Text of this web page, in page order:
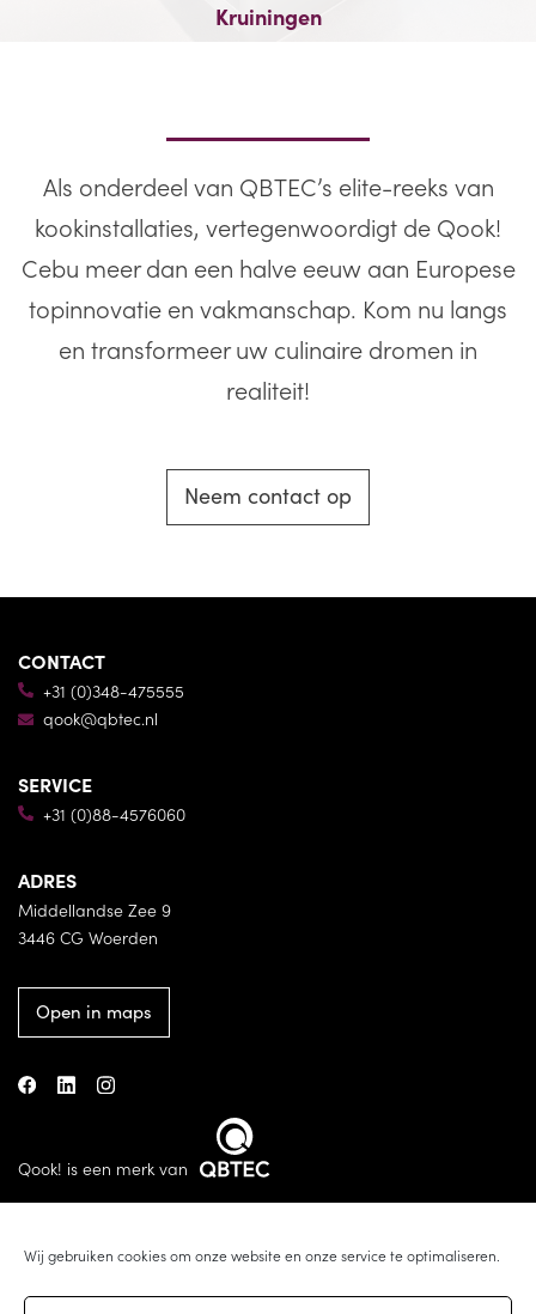
Wij gebruiken cookies om onze website en onze service te optimaliseren.
Kruiningen
Als onderdeel van QBTEC’s elite-reeks van
kookinstallaties, vertegenwoordigt de Qook!
Cebu meer dan een halve eeuw aan Europese
topinnovatie en vakmanschap. Kom nu langs
en transformeer uw culinaire dromen in
realiteit!
Neem contact op
Qook! is een merk van
CONTACT
+31 (0)348-475555
qook@qbtec.nl
SERVICE
+31 (0)88-4576060
ADRES
Middellandse Zee 9
3446 CG Woerden
Open in maps